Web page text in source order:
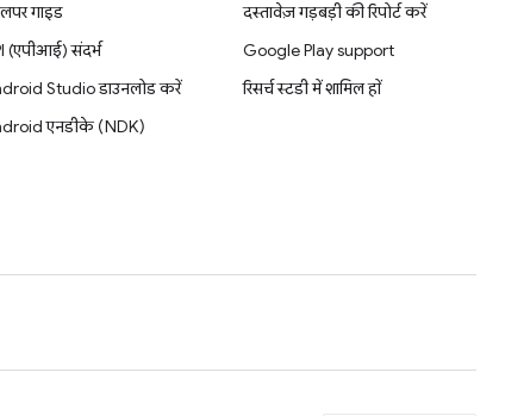
गाइड
(एपीआई) संदर्भ
Studio डाउनलोड करें
एनडीके (NDK)
दस्तावेज़ गड़बड़ी की रिपोर्ट करें
Google Play support
रिसर्च स्टडी में शामिल हों